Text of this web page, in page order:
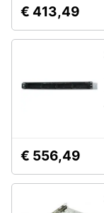
€ 413,49
€ 556,49